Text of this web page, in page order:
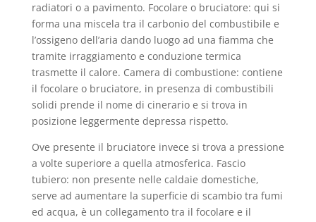
radiatori o a pavimento. Focolare o bruciatore: qui si
forma una miscela tra il carbonio del combustibile e
l’ossigeno dell’aria dando luogo ad una fiamma che
tramite irraggiamento e conduzione termica
trasmette il calore. Camera di combustione: contiene
il focolare o bruciatore, in presenza di combustibili
solidi prende il nome di cinerario e si trova in
posizione leggermente depressa rispetto.
Ove presente il bruciatore invece si trova a pressione
a volte superiore a quella atmosferica. Fascio
tubiero: non presente nelle caldaie domestiche,
serve ad aumentare la superficie di scambio tra fumi
ed acqua, è un collegamento tra il focolare e il